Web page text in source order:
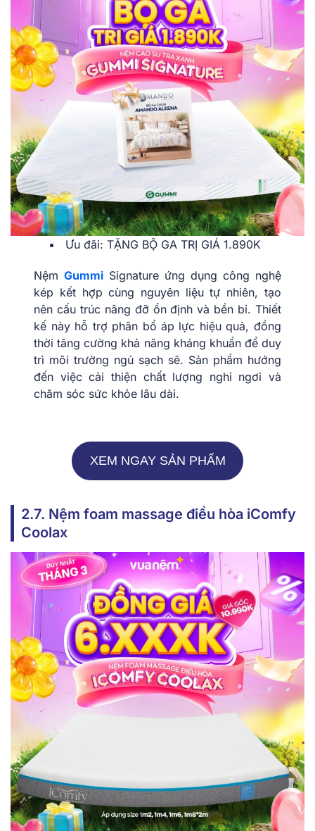
Ưu đãi: TẶNG BỘ GA TRỊ GIÁ 1.890K
NệmGummi Signature ứng dụng công nghệ
kép kết hợp cùng nguyên liệu tự nhiên, tạo
nên cấu trúc nâng đỡ ổn định và bền bỉ. Thiết
kế này hỗ trợ phân bổ áp lực hiệu quả, đồng
thời tăng cường khả năng kháng khuẩn để duy
trì môi trường ngủ sạch sẽ. Sản phẩm hướng
đến việc cải thiện chất lượng nghỉ ngơi và
chăm sóc sức khỏe lâu dài.
XEM NGAY SẢN PHẨM
2.7. Nệm foam massage điều hòa iComfy
Coolax